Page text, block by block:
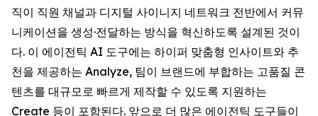
직이 직원 채널과 디지털 사이니지 네트워크 전반에서 커뮤
니케이션을 생성·전달하는 방식을 혁신하도록 설계된 것이
다. 이 에이전틱 AI 도구에는 하이퍼 맞춤형 인사이트와 추
천을 제공하는 Analyze, 팀이 브랜드에 부합하는 고품질 콘
텐츠를 대규모로 빠르게 제작할 수 있도록 지원하는
Create 등이 포함된다. 앞으로 더 많은 에이전틱 도구들이